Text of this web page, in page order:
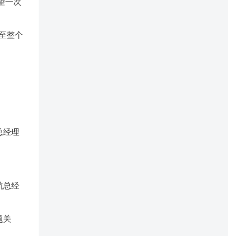
一次
整个
经理
总经
关